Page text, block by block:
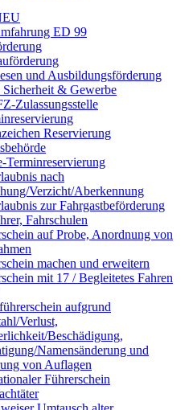
ED 99
und Ausbildungsförderung
Sicherheit & Gewerbe
Zulassungsstelle
Reservierung
Terminreservierung
nach
Verzicht/Aberkennung
zur Fahrgastbeförderung
Fahrschulen
auf Probe, Anordnung von
machen und erweitern
mit 17 / Begleitetes Fahren
aufgrund
Verlust,
Beschädigung,
Namensänderung und
von Auflagen
Führerschein